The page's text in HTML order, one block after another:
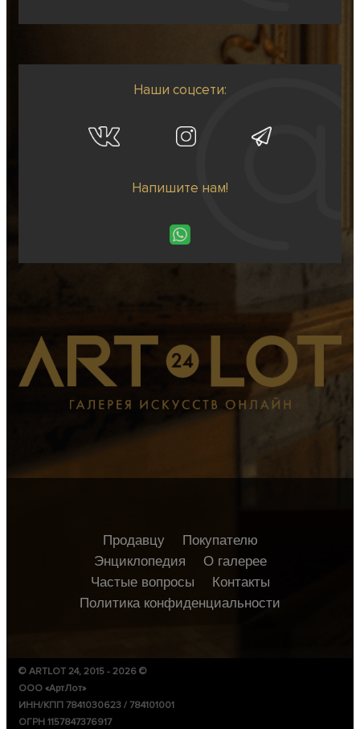
Наши соцсети:
Напишите нам!
Продавцу
Покупателю
Энциклопедия
О галерее
Частые вопросы
Контакты
Политика конфиденциальности
© ARTLOT 24, 2015 - 2026 ©
ООО «АртЛот»
ИНН/КПП 7841030623 / 784101001
ОГРН 1157847376917